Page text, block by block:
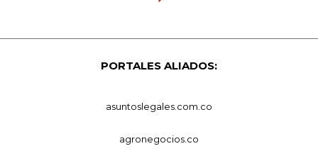
PORTALES ALIADOS:
asuntoslegales.com.co
agronegocios.co